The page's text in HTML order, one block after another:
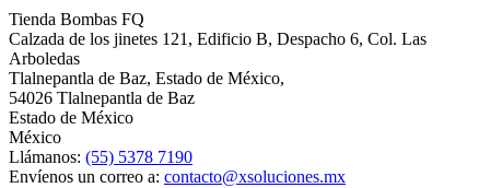
Tienda Bombas FQ
Calzada de los jinetes 121, Edificio B, Despacho 6, Col. Las
Arboledas
Tlalnepantla de Baz, Estado de México,
54026 Tlalnepantla de Baz
Estado de México
México
Llámanos: (55) 5378 7190
Envíenos un correo a: contacto@xsoluciones.mx